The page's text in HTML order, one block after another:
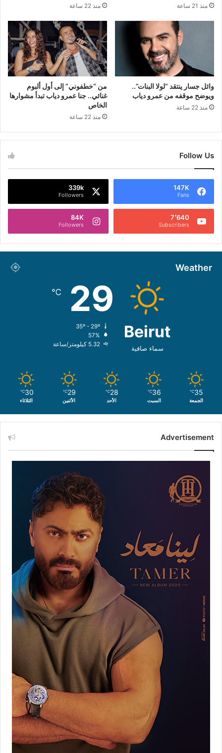
منذ 21 ساعة منذ 22 ساعة
وائل جسار ينتقد “لولا البنات”..
ويوضح موقفه من عمرو دياب
منذ 22 ساعة
من “خطفوني” إلى أول ألبوم
غنائي.. جنا عمرو دياب تبدأ مشوارها
الخاص
منذ 22 ساعة
Follow Us
147K
Fans
339k
Followers
7٬640
Subscribers
84K
Followers
Weather
Beirut
سماء صافية
29
℃
57%
5.32 كيلومتر/ساعة
35
℃
الجمعة
36
℃
السبت
28
℃
الأحد
29
℃
الأثنين
30
℃
الثلاثاء
Advertisement